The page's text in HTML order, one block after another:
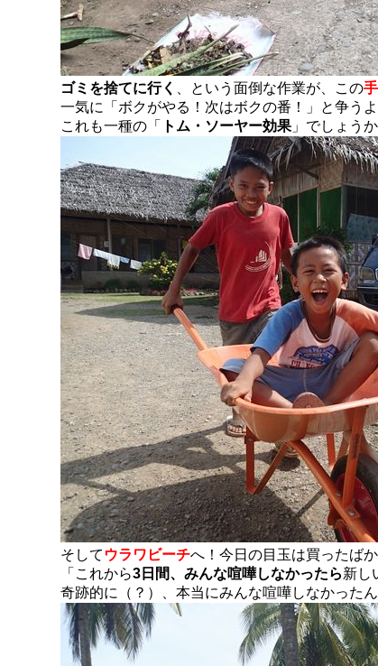
ゴミを捨てに行く 、という面倒な作業が、この
一気に「ボクがやる！次はボクの番！」と争う
これも一種の「
トム・ソーヤー効果 」でしょう
そして ウラワビーチへ！今日の目玉は買ったば
「これから3日間、みんな喧嘩しなかったら新し
奇跡的に（？）、本当にみんな喧嘩しなかった